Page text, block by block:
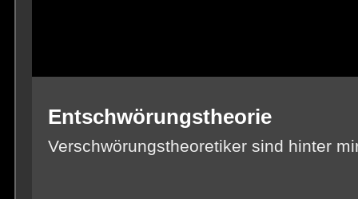
Entschwörungstheorie
Verschwörungstheoretiker sind hinter